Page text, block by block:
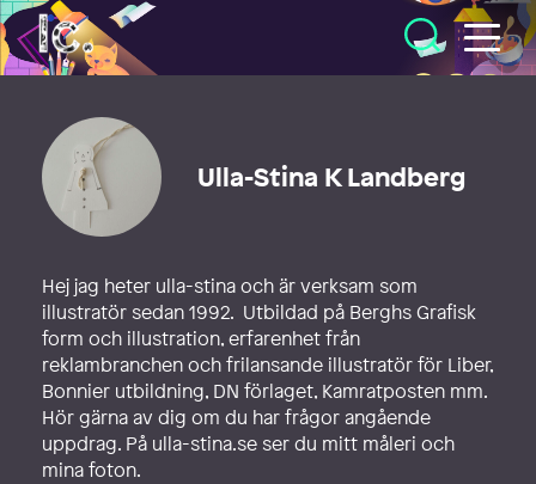
Illustratörcentrum
Ulla-Stina K Landberg
Hej jag heter ulla-stina och är verksam som
illustratör sedan 1992. Utbildad på Berghs Grafisk
form och illustration, erfarenhet från
reklambranchen och frilansande illustratör för Liber,
Bonnier utbildning, DN förlaget, Kamratposten mm.
Hör gärna av dig om du har frågor angående
uppdrag. På ulla-stina.se ser du mitt måleri och
mina foton.